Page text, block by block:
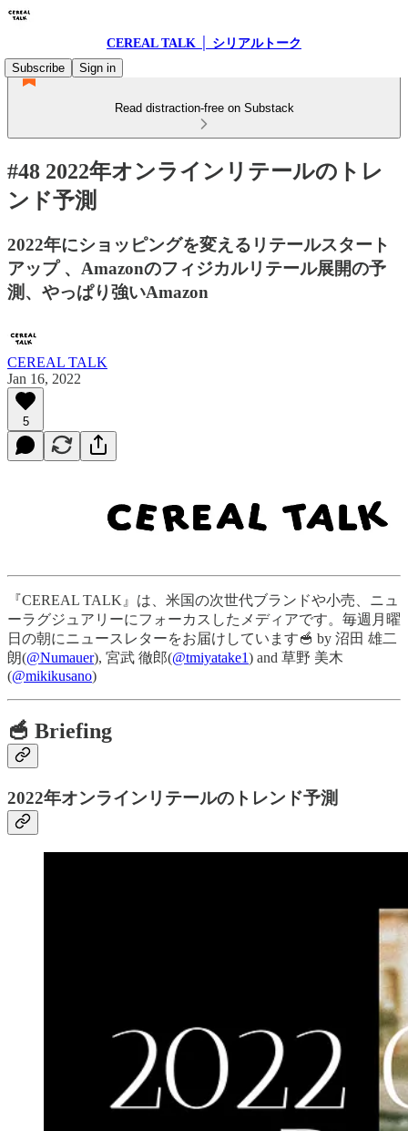
CEREAL TALK │ シリアルトーク
Subscribe
Sign in
Read distraction-free on Substack
#48 2022年オンラインリテールのトレ
ンド予測
2022年にショッピングを変えるリテールスタート
アップ 、Amazonのフィジカルリテール展開の予
測、やっぱり強いAmazon
CEREAL TALK
Jan 16, 2022
5
『CEREAL TALK』は、米国の次世代ブランドや小売、ニュ
ーラグジュアリーにフォーカスしたメディアです。毎週月曜
日の朝にニュースレターをお届けしています🥣 by 沼田 雄二
朗(@Numauer), 宮武 徹郎(@tmiyatake1) and 草野 美木
(@mikikusano)
🥣 Briefing
2022年オンラインリテールのトレンド予測